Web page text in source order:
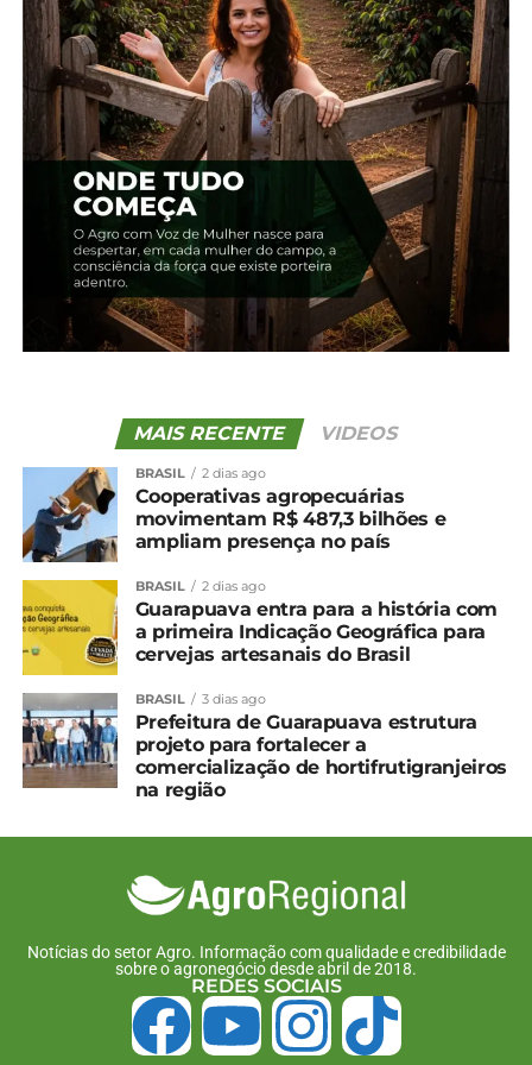
georreferenciado, monitoramento, produção de
imagens e, no caso dos drones agrícolas, a
aplicação de produtos líquidos e sólidos de forma
automatizada”, detalha o cientista.
O pesquisador conta que os drones agrícolas
possuem características próprias no seu processo
de pulverização, diferenciando-se tanto dos
pulverizadores terrestres quanto dos aviões
agrícolas, representando uma tecnologia
intermediária entre esses sistemas.
agregue benefícios à atividade agrícola”, defende
Ele explica que ainda faltam dados e pesquisas
para determinar, por exemplo, a taxa de aplicação
de calda, a velocidade e a altura de trabalho, a faixa
de pulverização, a deposição e uniformidade de
gotas, a deriva, a mistura de produtos e o controle
do alvo biológico. “Algumas vantagens inerentes
da pulverização com drone dispensam
comprovação por pesquisas, embora a mensuração
de algumas dessas vantagens possa trazer
informações valiosas sobre o uso da tecnologia”,
declara.
*Embrapa
Compartilhe isso:
Facebook 18+
MAIS RECENTE VIDEOS
BRASIL 2 dias ago
Cooperativas agropecuárias
movimentam R$ 487,3 bilhões e
ampliam presença no país
BRASIL 2 dias ago
Guarapuava entra para a história com
a primeira Indicação Geográfica para
cervejas artesanais do Brasil
BRASIL 3 dias ago
Prefeitura de Guarapuava estrutura
projeto para fortalecer a
comercialização de hortifrutigranjeiros
na região
Notícias do setor Agro. Informação com qualidade e credibilidade
sobre o agronegócio desde abril de 2018.
REDES SOCIAIS